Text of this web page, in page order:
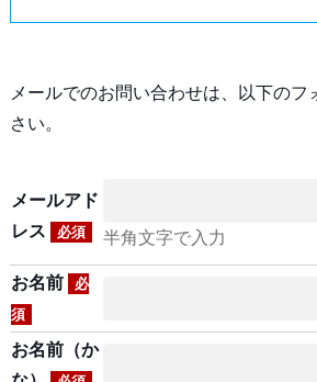
メールでのお問い合わせは、以下のフ
さい。
メールアド
レス
必須 半角文字で入力
お名前
必
須
お名前（か